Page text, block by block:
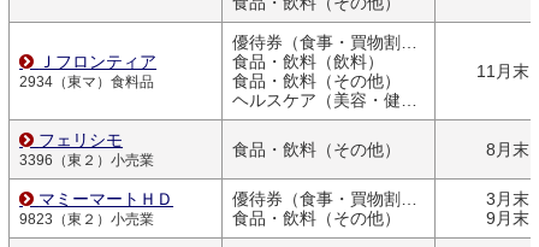
Ｊフロンティア
2934（東マ）食料品
優待券（食事・買物割引券）
食品・飲料（飲料）
食品・飲料（その他）
ヘルスケア（美容・健康関連商品）
11月末
フェリシモ
3396（東２）小売業
食品・飲料（その他） 8月末
マミーマートＨＤ
9823（東２）小売業
優待券（食事・買物割引券）
食品・飲料（その他）
3月末
9月末